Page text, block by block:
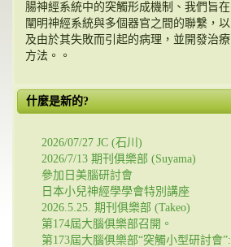
腸神經系統中的突觸形成機制、我們旨在
闡明神經系統與多個器官之間的聯繫，以
及由於其失敗而引起的病理，並開發治療
方法。。
什麼是新的?
2026/07/27 JC (石川)
2026/7/13 期刊俱樂部 (Suyama)
參加日美腦研討會
日本小兒神經學學會特別講座
2026.5.25. 期刊俱樂部 (Takeo)
第174屆大腦俱樂部召開。
第173屆大腦俱樂部“突觸小型研討會”: